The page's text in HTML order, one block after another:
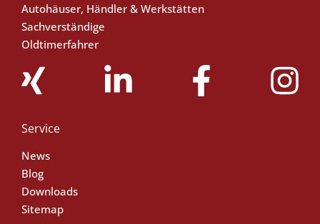
Autohäuser, Händler & Werkstätten
Sachverständige
Oldtimerfahrer
Service
News
Blog
Downloads
Sitemap